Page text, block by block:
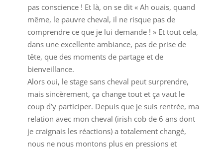
pas conscience ! Et là, on se dit « Ah ouais, quand
même, le pauvre cheval, il ne risque pas de
comprendre ce que je lui demande ! » Et tout cela,
dans une excellente ambiance, pas de prise de
tête, que des moments de partage et de
bienveillance.
Alors oui, le stage sans cheval peut surprendre,
mais sincèrement, ça change tout et ça vaut le
coup d’y participer. Depuis que je suis rentrée, ma
relation avec mon cheval (irish cob de 6 ans dont
je craignais les réactions) a totalement changé,
nous ne nous montons plus en pressions et